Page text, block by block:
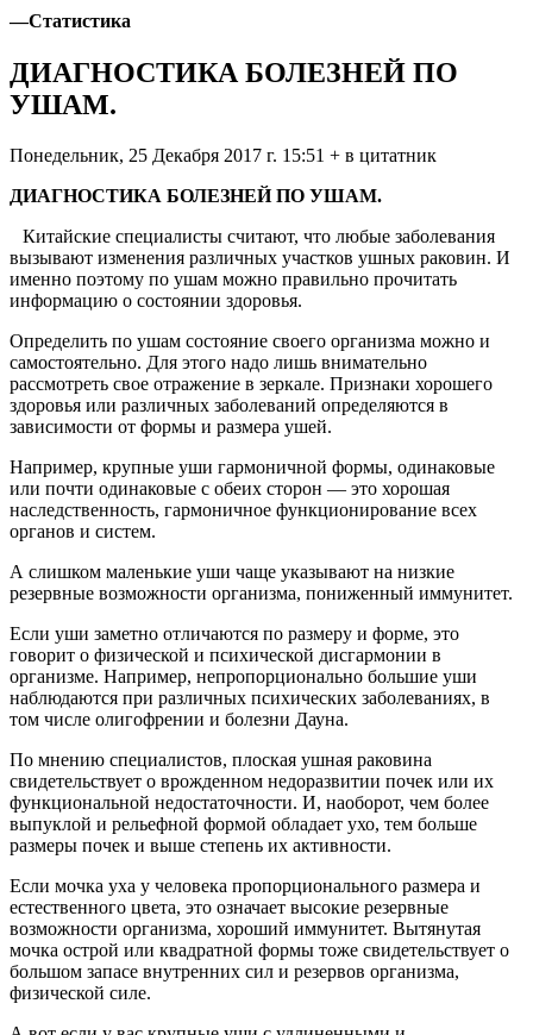
—Статистика
ДИАГНОСТИКА БОЛЕЗНЕЙ ПО
УШАМ.
Понедельник, 25 Декабря 2017 г. 15:51 + в цитатник
ДИАГНОСТИКА БОЛЕЗНЕЙ ПО УШАМ.
Китайские специалисты считают, что любые заболевания
вызывают изменения различных участков ушных раковин. И
именно поэтому по ушам можно правильно прочитать
информацию о состоянии здоровья.
Определить по ушам состояние своего организма можно и
самостоятельно. Для этого надо лишь внимательно
рассмотреть свое отражение в зеркале. Признаки хорошего
здоровья или различных заболеваний определяются в
зависимости от формы и размера ушей.
Например, крупные уши гармоничной формы, одинаковые
или почти одинаковые с обеих сторон — это хорошая
наследственность, гармоничное функционирование всех
органов и систем.
А слишком маленькие уши чаще указывают на низкие
резервные возможности организма, пониженный иммунитет.
Если уши заметно отличаются по размеру и форме, это
говорит о физической и психической дисгармонии в
организме. Например, непропорционально большие уши
наблюдаются при различных психических заболеваниях, в
том числе олигофрении и болезни Дауна.
По мнению специалистов, плоская ушная раковина
свидетельствует о врожденном недоразвитии почек или их
функциональной недостаточности. И, наоборот, чем более
выпуклой и рельефной формой обладает ухо, тем больше
размеры почек и выше степень их активности.
Если мочка уха у человека пропорционального размера и
естественного цвета, это означает высокие резервные
возможности организма, хороший иммунитет. Вытянутая
мочка острой или квадратной формы тоже свидетельствует о
большом запасе внутренних сил и резервов организма,
физической силе.